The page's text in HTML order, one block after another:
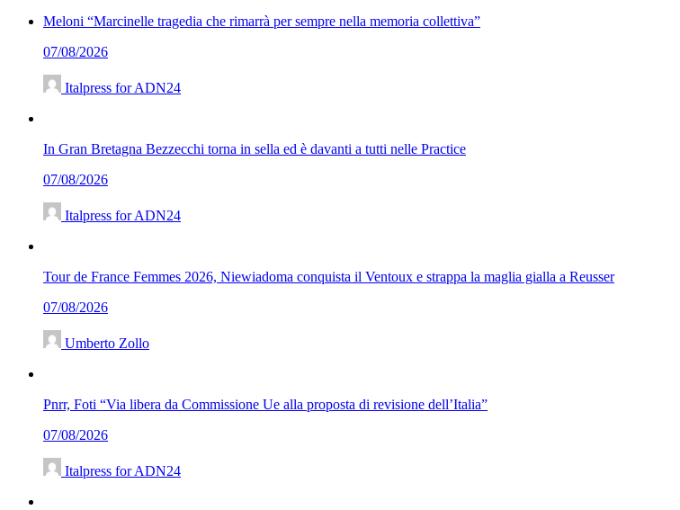
Meloni “Marcinelle tragedia che rimarrà per sempre nella memoria collettiva”
07/08/2026
Italpress for ADN24
In Gran Bretagna Bezzecchi torna in sella ed è davanti a tutti nelle Practice
07/08/2026
Italpress for ADN24
Tour de France Femmes 2026, Niewiadoma conquista il Ventoux e strappa la maglia gialla a Reusser
07/08/2026
Umberto Zollo
Pnrr, Foti “Via libera da Commissione Ue alla proposta di revisione dell’Italia”
07/08/2026
Italpress for ADN24